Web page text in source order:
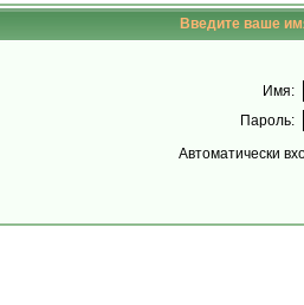
Введите ваше
Имя:
Пароль:
Автоматически